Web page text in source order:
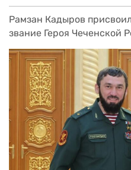
Рамзан Кадыров
звание Героя Чеченской